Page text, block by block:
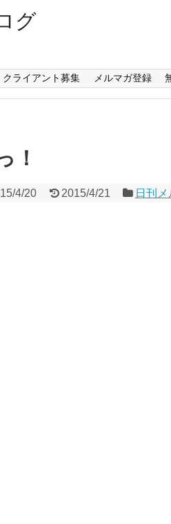
グ
クライアント募集 メルマガ登録
！
4/20 2015/4/21 日刊